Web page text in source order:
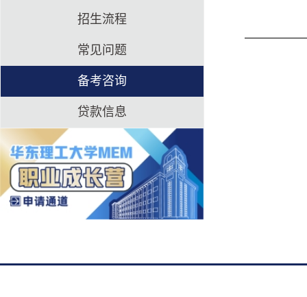
招生流程
常见问题
备考咨询
贷款信息